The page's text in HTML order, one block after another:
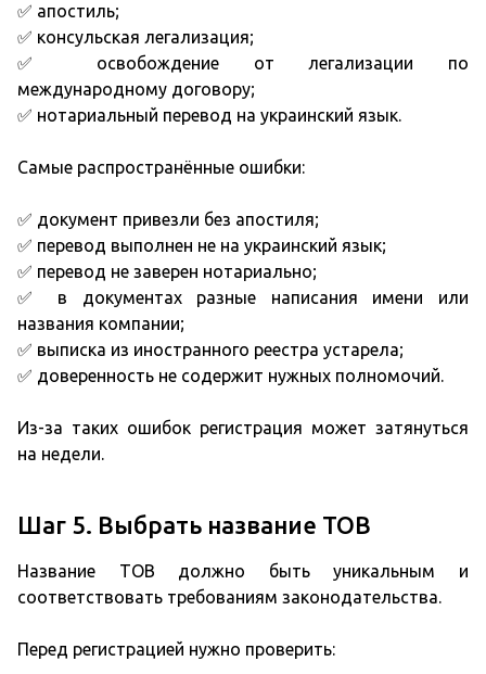
✅ апостиль;
✅ консульская легализация;
✅ освобождение от легализации по
международному договору;
✅ нотариальный перевод на украинский язык.
Самые распространённые ошибки:
✅ документ привезли без апостиля;
✅ перевод выполнен не на украинский язык;
✅ перевод не заверен нотариально;
✅ в документах разные написания имени или
названия компании;
✅ выписка из иностранного реестра устарела;
✅ доверенность не содержит нужных полномочий.
Из-за таких ошибок регистрация может затянуться
на недели.
Шаг 5. Выбрать название ТОВ
Название ТОВ должно быть уникальным и
соответствовать требованиям законодательства.
Перед регистрацией нужно проверить: